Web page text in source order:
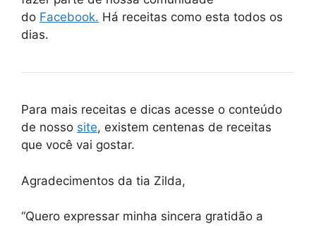
do Facebook. Há receitas como esta todos os
dias.
Para mais receitas e dicas acesse o conteúdo
de nosso site, existem centenas de receitas
que você vai gostar.
Agradecimentos da tia Zilda,
“Quero expressar minha sincera gratidão a